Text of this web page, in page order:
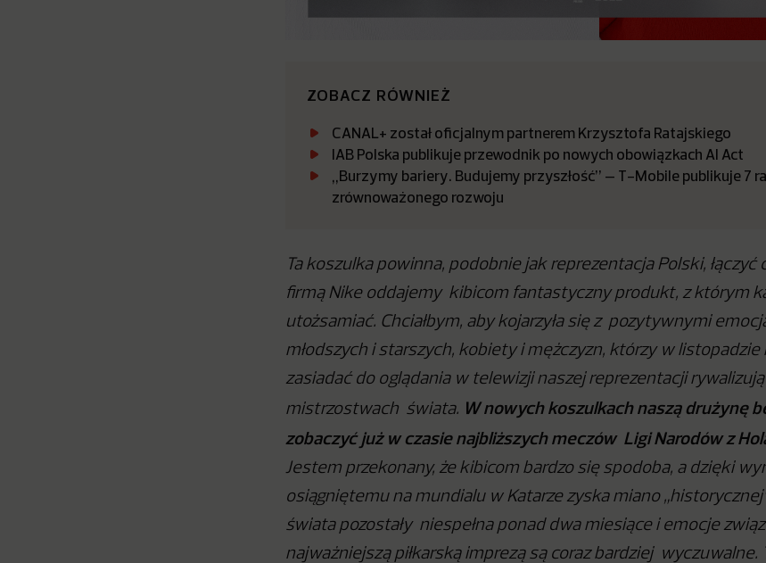
ZOBACZ RÓWNIEŻ
CANAL+ został oficjalnym partnerem Krzysztofa Ratajskiego
IAB Polska publikuje przewodnik po nowych obowiązkach AI Act
„Burzymy bariery. Budujemy przyszłość” – T-Mobile publikuje 7
zrównoważonego rozwoju
Ta koszulka powinna, podobnie jak reprezentacja Polski, łączyć
firmą Nike oddajemy kibicom fantastyczny produkt, z którym
utożsamiać. Chciałbym, aby kojarzyła się z pozytywnymi
młodszych i starszych, kobiety i mężczyzn, którzy w
zasiadać do oglądania w telewizji naszej reprezentacji
mistrzostwach świata. W nowych koszulkach naszą drużynę
zobaczyć już w czasie najbliższych meczów Ligi Narodów z
Jestem przekonany, że kibicom bardzo się spodoba, a dzięki
osiągniętemu na mundialu w Katarze zyska miano
świata pozostały niespełna ponad dwa miesiące i emocje
najważniejszą piłkarską imprezą są coraz bardziej wyczuwalne.